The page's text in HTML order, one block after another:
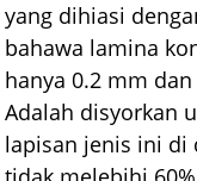
yang dihiasi
bahawa lamina
hanya 0.2 mm
Adalah disyorkan
lapisan jenis ini di